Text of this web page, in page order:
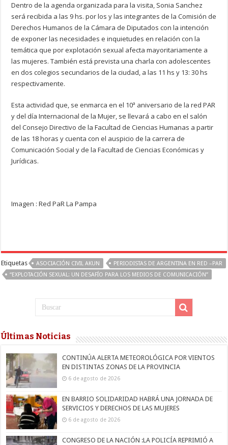
Dentro de la agenda organizada para la visita, Sonia Sanchez
será recibida a las 9 hs. por los y las integrantes de la Comisión de
Derechos Humanos de la Cámara de Diputados con la intención
de exponer las necesidades e inquietudes en relación con la
temática que por explotación sexual afecta mayoritariamente a
las mujeres. También está prevista una charla con adolescentes
en dos colegios secundarios de la ciudad, a las 11 hs y 13: 30 hs
respectivamente.
Esta actividad que, se enmarca en el 10ª aniversario de la red PAR
y del día Internacional de la Mujer, se llevará a cabo en el salón
del Consejo Directivo de la Facultad de Ciencias Humanas a partir
de las 18 horas y cuenta con el auspicio de la carrera de
Comunicación Social y de la Facultad de Ciencias Económicas y
Jurídicas.
Imagen : Red PaR La Pampa
Etiquetas ASOCIACIÓN CIVIL AKUN
PERIODISTAS DE ARGENTINA EN RED –PAR
“EXPLOTACIÓN SEXUAL: UN DESAFÍO PARA LOS MEDIOS DE COMUNICACIÓN”
Últimas Noticias
CONTINÚA ALERTA METEOROLÓGICA POR VIENTOS
EN DISTINTAS ZONAS DE LA PROVINCIA
6 de agosto de 2026
EN BARRIO SOLIDARIDAD HABRÁ UNA JORNADA DE
SERVICIOS Y DERECHOS DE LAS MUJERES
6 de agosto de 2026
CONGRESO DE LA NACIÓN :LA POLICÍA REPRIMIÓ A